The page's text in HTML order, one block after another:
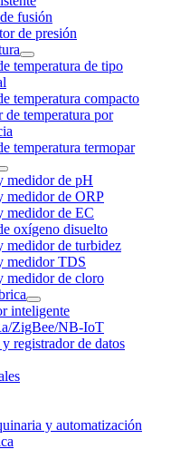
fusión
de presión
temperatura de tipo
temperatura compacto
de temperatura por
temperatura termopar
medidor de pH
medidor de ORP
medidor de EC
oxígeno disuelto
medidor de turbidez
medidor TDS
medidor de cloro
inteligente
ZigBee/NB-IoT
registrador de datos
y automatización